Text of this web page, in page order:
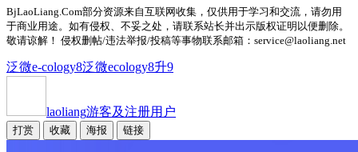
BjLaoLiang.Com部分资源来自互联网收集，仅供用于学习和交流，请勿用
于商业用途。如有侵权、不妥之处，请联系站长并出示版权证明以便删除。
敬请谅解！ 侵权删帖/违法举报/投稿等事物联系邮箱：service@laoliang.net
泛微e-cology8泛微ecology8升9
laoliang游客及注册用户
打赏 收藏 海报 链接